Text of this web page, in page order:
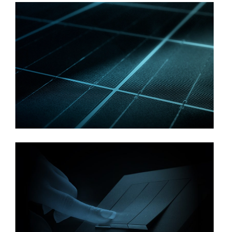
למידע נוסף
למידע נוסף